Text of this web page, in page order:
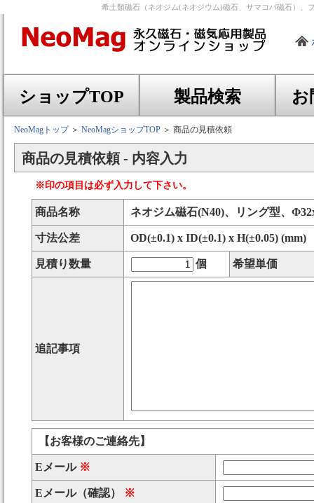
希土類磁石（ネオジム(ネオジウム)磁石、サマコバ磁石）、
ショップTOP 製品検索 お
NeoMagトップ＞ NeoMagショップTOP ＞ 商品の見積依頼
商品の見積依頼 - 内容入力
※印の項目は必ず入力して下さい。
商品名称 ネオジム磁石(N40)、リング型、
寸法公差 OD(±0.1) x ID(±0.1) x H(±0.05) (mm)
見積り数量 個 希望単価
追記事項
【お客様のご連絡先】
Eメール ※
Eメール（確認） ※